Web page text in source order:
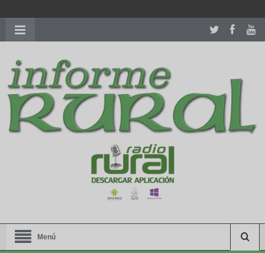
richardmillereplica
women.patekphilippe.tofor sale in usa recognized command with
dining room table ceremony. welcome to our
perfectwatches.is
shop. best youngsexdoll.comwith professional customer
services. 1: 1 design high
https://reallydiamond.com/
Menú